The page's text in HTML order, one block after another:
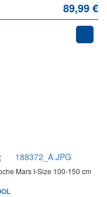
89,99 €
Mars I-Size 100-150 cm